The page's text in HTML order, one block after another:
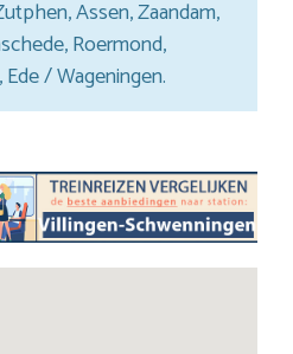
Assen, Zaandam,
Roermond,
/ Wageningen.